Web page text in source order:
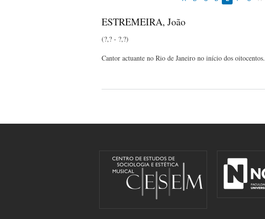
ESTREMEIRA, João
(?,? - ?,?)
Cantor actuante no Rio de Janeiro no início dos oitocentos.